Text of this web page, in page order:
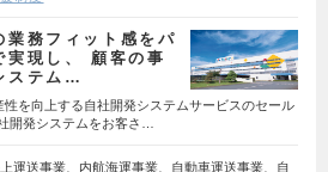
業務フィット感をパ
実現し、 顧客の事
ステム…
を向上する自社開発システムサービスのセール
開発システムをお客さ…
運送事業、内航海運事業、自動車運送事業、自